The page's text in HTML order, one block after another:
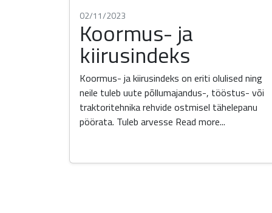
02/11/2023
Koormus- ja
kiirusindeks
Koormus- ja kiirusindeks on eriti olulised ning
neile tuleb uute põllumajandus-, tööstus- või
traktoritehnika rehvide ostmisel tähelepanu
pöörata. Tuleb arvesse Read more...